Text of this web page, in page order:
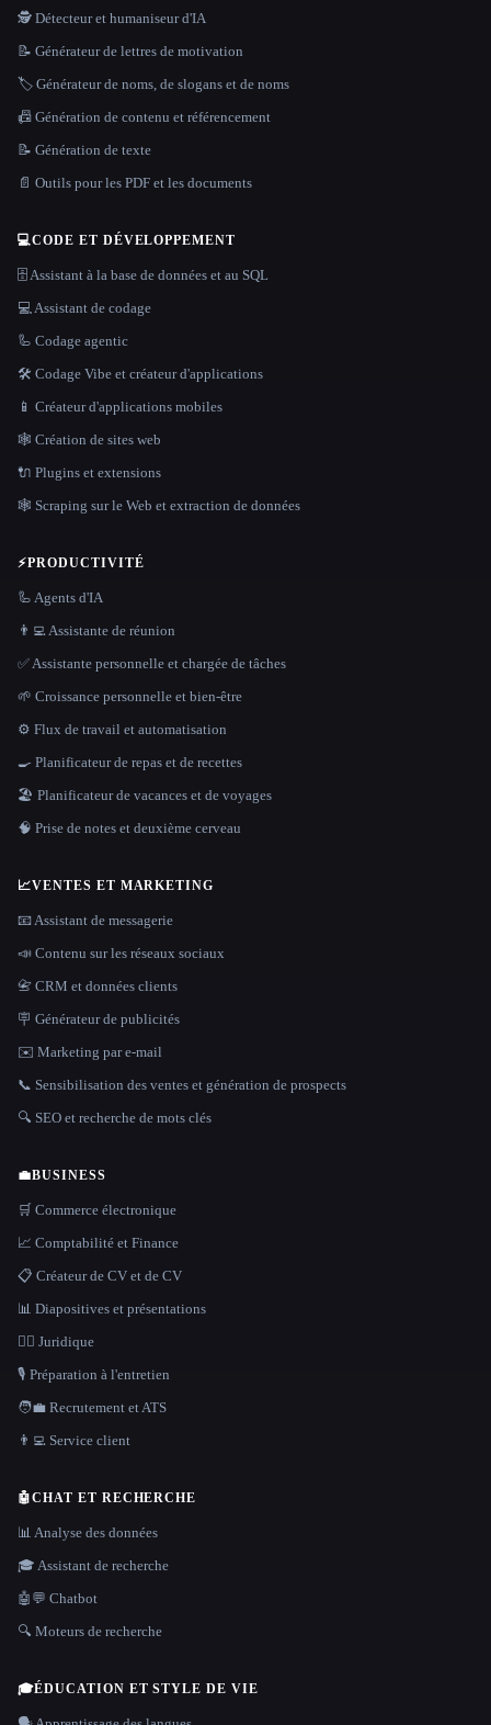
🕵️ Détecteur et humaniseur d'IA
📝 Générateur de lettres de motivation
🏷️ Générateur de noms, de slogans et de noms
📠 Génération de contenu et référencement
📝 Génération de texte
📄 Outils pour les PDF et les documents
💻CODE ET DÉVELOPPEMENT
🗄️ Assistant à la base de données et au SQL
💻 Assistant de codage
🦾 Codage agentic
🛠️ Codage Vibe et créateur d'applications
📱 Créateur d'applications mobiles
🕸 Création de sites web
🔌 Plugins et extensions
🕸️ Scraping sur le Web et extraction de données
⚡PRODUCTIVITÉ
🦾 Agents d'IA
👨‍💻 Assistante de réunion
✅ Assistante personnelle et chargée de tâches
🌱 Croissance personnelle et bien-être
⚙️ Flux de travail et automatisation
🍳 Planificateur de repas et de recettes
🏖 Planificateur de vacances et de voyages
🧠 Prise de notes et deuxième cerveau
📈VENTES ET MARKETING
📧 Assistant de messagerie
📣 Contenu sur les réseaux sociaux
📇 CRM et données clients
🪧 Générateur de publicités
✉️ Marketing par e-mail
📞 Sensibilisation des ventes et génération de prospects
🔍 SEO et recherche de mots clés
💼BUSINESS
🛒 Commerce électronique
📈 Comptabilité et Finance
📋 Créateur de CV et de CV
📊 Diapositives et présentations
👩‍⚖️ Juridique
🎙️ Préparation à l'entretien
🧑‍💼 Recrutement et ATS
👨‍💻 Service client
🤖CHAT ET RECHERCHE
📊 Analyse des données
🎓 Assistant de recherche
🤖💬 Chatbot
🔍 Moteurs de recherche
🎓ÉDUCATION ET STYLE DE VIE